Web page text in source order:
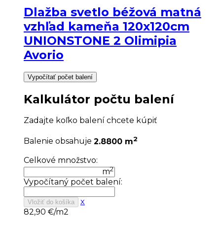
Dlažba svetlo béžová matná
vzhľad kameňa 120x120cm
UNIONSTONE 2 Olimipia
Avorio
Vypočítať počet balení
Kalkulátor počtu balení
Zadajte koľko balení chcete kúpiť
Balenie obsahuje 2.8800 m2
Celkové množstvo:
m2
Vypočítaný počet balení:
Vložiť do košíka
x
82,90 €/m2